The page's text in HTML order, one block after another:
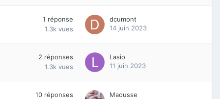
1 réponse
1.3k vues
dcumont
14 juin 2023
2 réponses
1.3k vues
Lasio
11 juin 2023
10 réponses
Maousse